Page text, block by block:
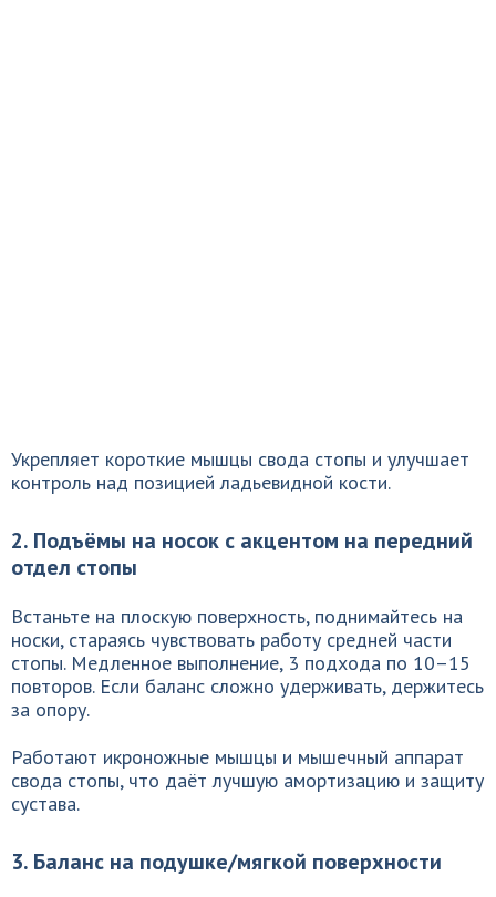
Укрепляет короткие мышцы свода стопы и улучшает
контроль над позицией ладьевидной кости.
2. Подъёмы на носок с акцентом на передний
отдел стопы
Встаньте на плоскую поверхность, поднимайтесь на
носки, стараясь чувствовать работу средней части
стопы. Медленное выполнение, 3 подхода по 10–15
повторов. Если баланс сложно удерживать, держитесь
за опору.
Работают икроножные мышцы и мышечный аппарат
свода стопы, что даёт лучшую амортизацию и защиту
сустава.
3. Баланс на подушке/мягкой поверхности